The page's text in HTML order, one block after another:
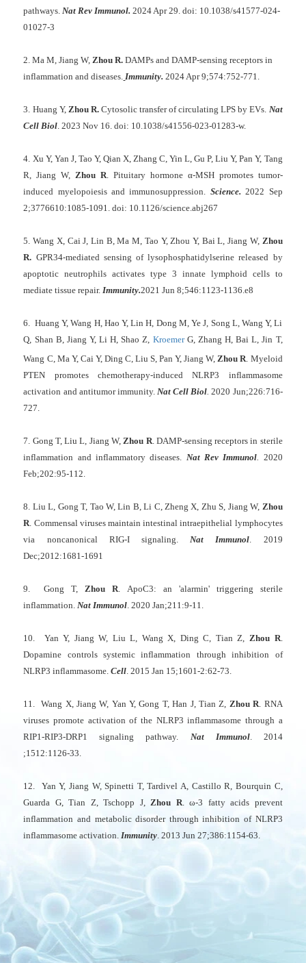
pathways. Nat Rev Immunol. 2024 Apr 29. doi: 10.1038/s41577-024-
01027-3
2. Ma M, Jiang W,Zhou R.DAMPs and DAMP-sensing receptors in
inflammation and diseases. Immunity. 2024 Apr 9;574:752-771.
3. Huang Y, Zhou R. Cytosolic transfer of circulating LPS by EVs. Nat
Cell Biol. 2023 Nov 16. doi: 10.1038/s41556-023-01283-w.
4. Xu Y, Yan J, Tao Y, Qian X, Zhang C, Yin L, Gu P, Liu Y, Pan Y, Tang
R, Jiang W,Zhou R. Pituitary hormone α-MSH promotes tumor-
induced myelopoiesis and immunosuppression. Science. 2022 Sep
2;3776610:1085-1091. doi: 10.1126/science.abj267
5. Wang X, Cai J, Lin B, Ma M, Tao Y, Zhou Y, Bai L, Jiang W, Zhou
R. GPR34-mediated sensing of lysophosphatidylserine released by
apoptotic neutrophils activates type 3 innate lymphoid cells to
mediate tissue repair. Immunity.2021 Jun 8;546:1123-1136.e8
6. Huang Y, Wang H, Hao Y, Lin H, Dong M, Ye J, Song L, Wang Y, Li
Q, Shan B, Jiang Y, Li H, Shao Z, KroemerG, Zhang H, Bai L, Jin T,
Wang C, Ma Y, Cai Y, Ding C, Liu S, Pan Y, Jiang W,Zhou R. Myeloid
PTEN promotes chemotherapy-induced NLRP3 inflammasome
activation and antitumor immunity. Nat Cell Biol. 2020 Jun;226:716-
727.
7. Gong T, Liu L, Jiang W,Zhou R. DAMP-sensing receptors in sterile
inflammation and inflammatory diseases. Nat Rev Immunol. 2020
Feb;202:95-112.
8. Liu L, Gong T, Tao W, Lin B, Li C, Zheng X, Zhu S, Jiang W, Zhou
R. Commensal viruses maintain intestinal intraepithelial lymphocytes
via noncanonical RIG-I signaling.
Nat Immunol. 2019
Dec;2012:1681-1691
9. Gong T,Zhou R. ApoC3: an 'alarmin' triggering sterile
inflammation. Nat Immunol. 2020 Jan;211:9-11.
10. Yan Y, Jiang W, Liu L, Wang X, Ding C, Tian Z, Zhou R.
Dopamine controls systemic inflammation through inhibition of
NLRP3 inflammasome.Cell. 2015 Jan 15;1601-2:62-73.
11. Wang X, Jiang W, Yan Y, Gong T, Han J, Tian Z, Zhou R. RNA
viruses promote activation of the NLRP3 inflammasome through a
RIP1-RIP3-DRP1 signaling pathway. Nat Immunol. 2014
;1512:1126-33.
12. Yan Y, Jiang W, Spinetti T, Tardivel A, Castillo R, Bourquin C,
Guarda G, Tian Z, Tschopp J,Zhou R. ω-3 fatty acids prevent
inflammation and metabolic disorder through inhibition of NLRP3
inflammasome activation.Immunity. 2013 Jun 27;386:1154-63.